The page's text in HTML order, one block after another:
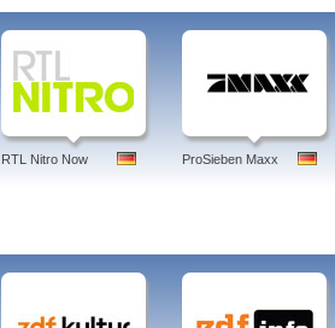
RTL Nitro Now ProSieben Maxx